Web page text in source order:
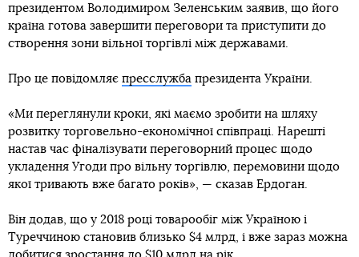
президентом Володимиром Зеленським заявив, що його
країна готова завершити переговори та приступити до
створення зони вільної торгівлі між державами.
Про це повідомляє пресслужба президента України.
«Ми переглянули кроки, які маємо зробити на шляху
розвитку торговельно-економічної співпраці. Нарешті
настав час фіналізувати переговорний процес щодо
укладення Угоди про вільну торгівлю, перемовини щодо
якої тривають вже багато років», — сказав Ердоган.
Він додав, що у 2018 році товарообіг між Україною і
Туреччиною становив близько $4 млрд, і вже зараз можна